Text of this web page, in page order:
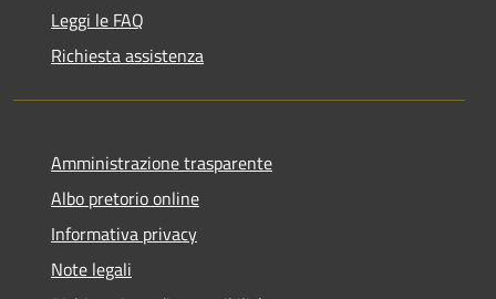
Leggi le FAQ
Richiesta assistenza
Amministrazione trasparente
Albo pretorio online
Informativa privacy
Note legali